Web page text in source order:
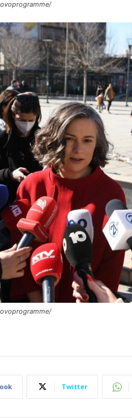
Twitter